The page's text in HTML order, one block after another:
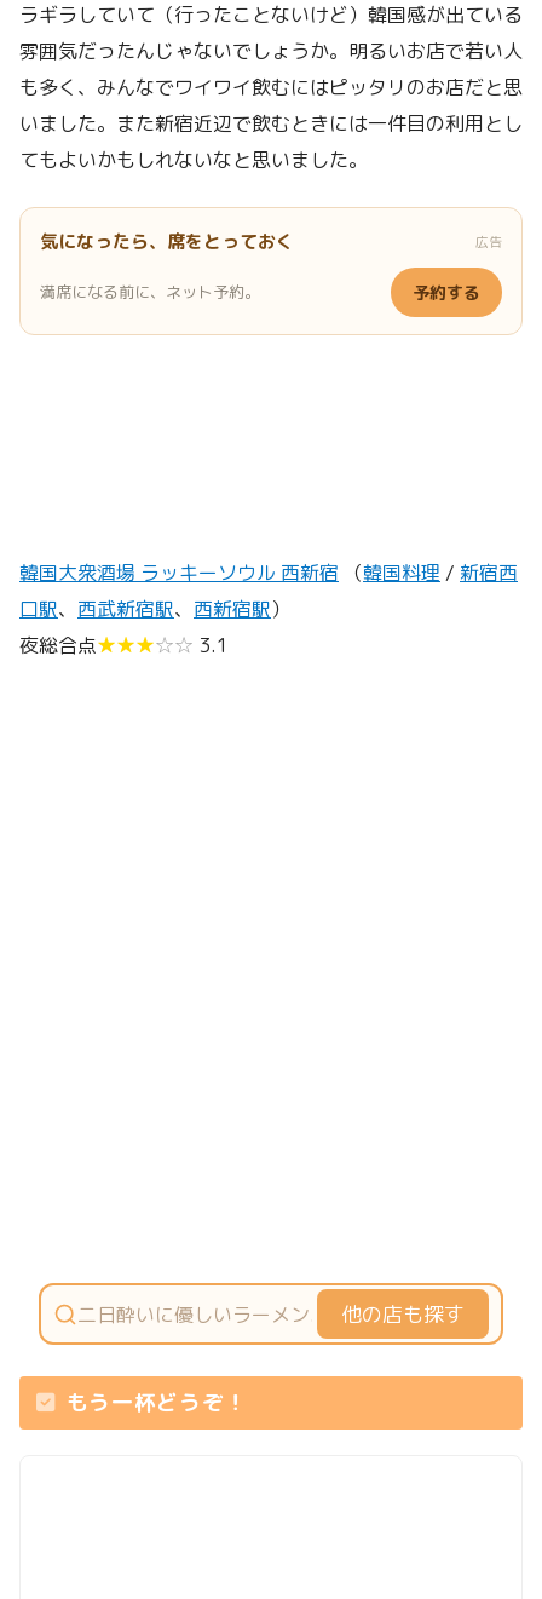
ラギラしていて（行ったことないけど）韓国感が出ている
雰囲気だったんじゃないでしょうか。明るいお店で若い人
も多く、みんなでワイワイ飲むにはピッタリのお店だと思
いました。また新宿近辺で飲むときには一件目の利用とし
てもよいかもしれないなと思いました。
気になったら、席をとっておく 広告
満席になる前に、ネット予約。 予約する
韓国大衆酒場 ラッキーソウル 西新宿 （韓国料理 / 新宿西
口駅、 西武新宿駅、 西新宿駅）
夜総合点★★★☆☆ 3.1
他の店も探す
もう一杯どうぞ！